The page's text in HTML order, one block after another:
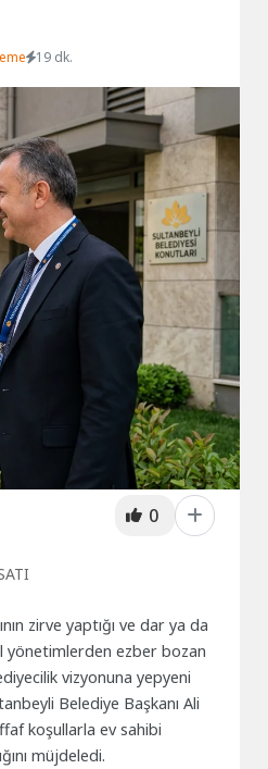
19 dk.
0
zirve yaptığı ve dar ya da
yönetimlerden ezber bozan
vizyonuna yepyeni
Belediye Başkanı Ali
koşullarla ev sahibi
müjdeledi.